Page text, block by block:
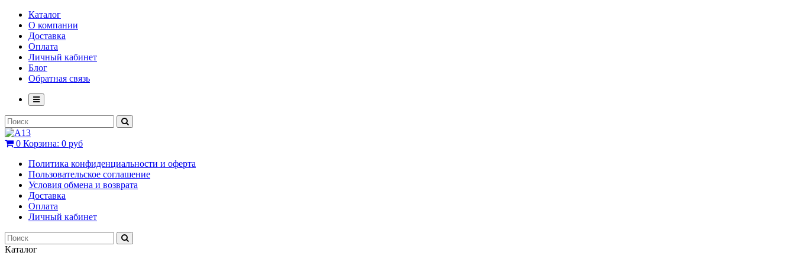
Каталог
О компании
Доставка
Оплата
Личный кабинет
Блог
Обратная связь
0 Корзина: 0 руб
Политика конфиденциальности и оферта
Пользовательское соглашение
Условия обмена и возврата
Доставка
Оплата
Личный кабинет
Каталог